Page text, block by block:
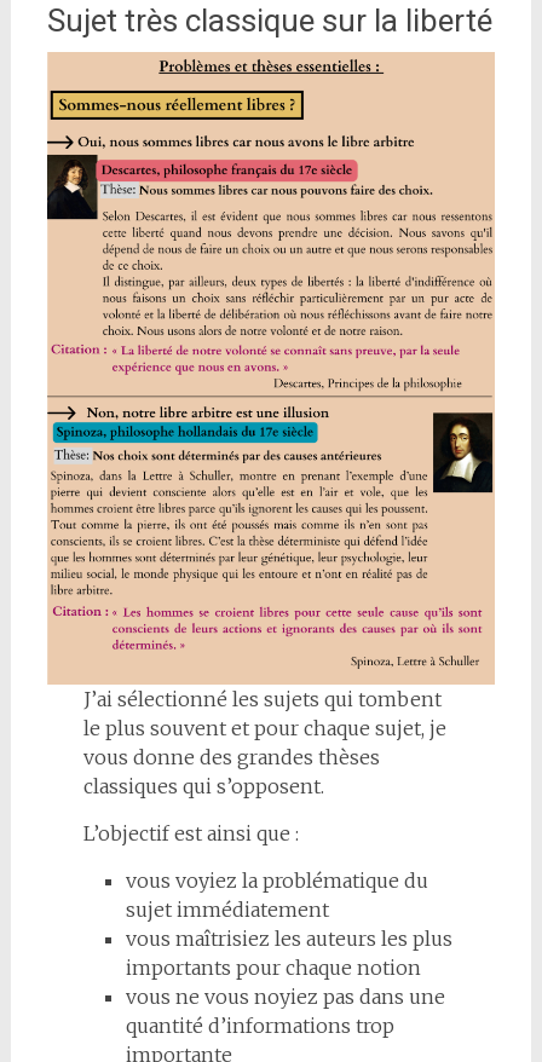
Sujet très classique sur la liberté
J’ai sélectionné les sujets qui tombent
le plus souvent et pour chaque sujet, je
vous donne des grandes thèses
classiques qui s’opposent.
L’objectif est ainsi que :
vous voyiez la problématique du
sujet immédiatement
vous maîtrisiez les auteurs les plus
importants pour chaque notion
vous ne vous noyiez pas dans une
quantité d’informations trop
importante